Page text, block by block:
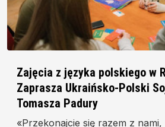
Zajęcia z języka polskiego w
Zaprasza Ukraińsko-Polski
Tomasza Padury
«Przekonajcie się razem z